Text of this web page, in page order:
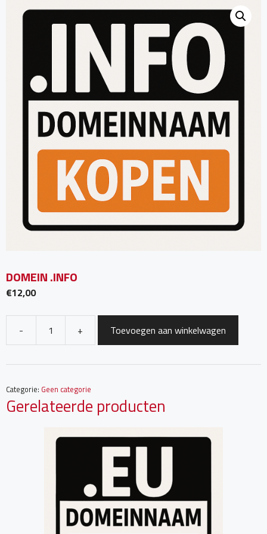
DOMEIN .INFO
€12,00
-
Domein
+ Toevoegen aan winkelwagen
Categorie: Geen categorie
Gerelateerde producten